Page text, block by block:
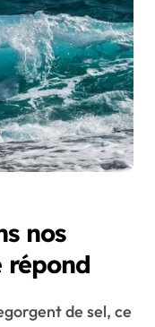
nos
répond